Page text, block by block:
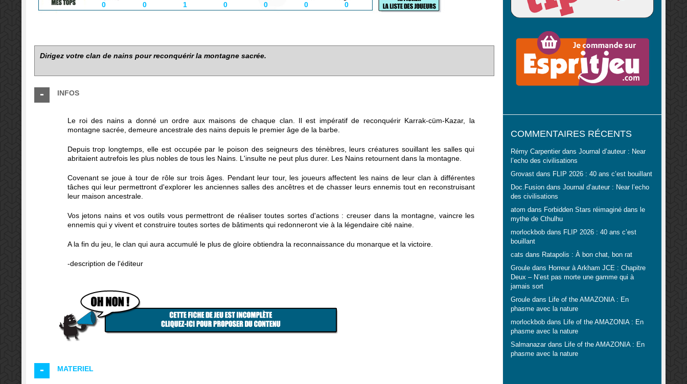
0 0 1 0 0 0 0
Dirigez votre clan de nains pour reconquérir la montagne sacrée.
INFOS
Le roi des nains a donné un ordre aux maisons de chaque clan. Il est impératif de reconquérir Karrak-cüm-Kazar, la
montagne sacrée, demeure ancestrale des nains depuis le premier âge de la barbe.
Depuis trop longtemps, elle est occupée par le poison des seigneurs des ténèbres, leurs créatures souillant les salles qui
abritaient autrefois les plus nobles de tous les Nains. L'insulte ne peut plus durer. Les Nains retournent dans la montagne.
Covenant se joue à tour de rôle sur trois âges. Pendant leur tour, les joueurs affectent les nains de leur clan à différentes
tâches qui leur permettront d'explorer les anciennes salles des ancêtres et de chasser leurs ennemis tout en reconstruisant
leur maison ancestrale.
Vos jetons nains et vos outils vous permettront de réaliser toutes sortes d'actions : creuser dans la montagne, vaincre les
ennemis qui y vivent et construire toutes sortes de bâtiments qui redonneront vie à la légendaire cité naine.
A la fin du jeu, le clan qui aura accumulé le plus de gloire obtiendra la reconnaissance du monarque et la victoire.
-description de l'éditeur
MATERIEL
COMMENTAIRES RÉCENTS
Rémy Carpentierdans Journal d’auteur : Near
l’echo des civilisations
Grovastdans FLIP 2026 : 40 ans c’est bouillant
Doc.Fusiondans Journal d’auteur : Near l’echo
des civilisations
atom dans Forbidden Stars réimaginé dans le
mythe de Cthulhu
morlockbobdans FLIP 2026 : 40 ans c’est
bouillant
cats dans Ratapolis : À bon chat, bon rat
Grouledans Horreur à Arkham JCE : Chapitre
Deux – N’est pas morte une gamme qui à
jamais sort
Grouledans Life of the AMAZONIA : En
phasme avec la nature
morlockbobdans Life of the AMAZONIA : En
phasme avec la nature
Salmanazardans Life of the AMAZONIA : En
phasme avec la nature